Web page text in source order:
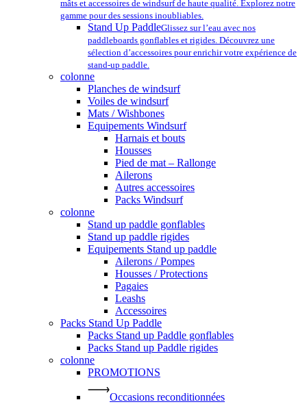
mâts et accessoires de windsurf de haute qualité. Explorez notre
gamme pour des sessions inoubliables.
Stand Up PaddleGlissez sur l’eau avec nos
paddleboards gonflables et rigides. Découvrez une
sélection d’accessoires pour enrichir votre expérience de
stand-up paddle.
colonne
Planches de windsurf
Voiles de windsurf
Mats / Wishbones
Equipements Windsurf
Harnais et bouts
Housses
Pied de mat – Rallonge
Ailerons
Autres accessoires
Packs Windsurf
colonne
Stand up paddle gonflables
Stand up paddle rigides
Equipements Stand up paddle
Ailerons / Pompes
Housses / Protections
Pagaies
Leashs
Accessoires
Packs Stand Up Paddle
Packs Stand up Paddle gonflables
Packs Stand up Paddle rigides
colonne
PROMOTIONS
Occasions reconditionnées